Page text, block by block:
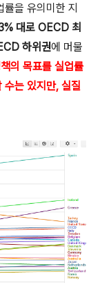
률을 유의미한 지
대로 OECD 최
하위권에 머물
의 목표를 실업률
수는 있지만, 실질